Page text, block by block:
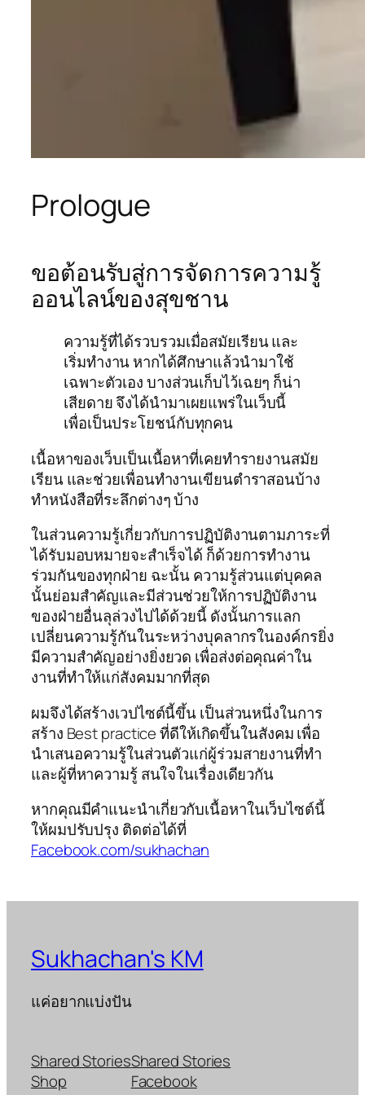
Prologue
ขอต้อนรับสู่การจัดการความรู้
ออนไลน์ของสุขชาน
ความรู้ที่ได้รวบรวมเมื่อสมัยเรียน และ
เริ่มทำงาน หากได้ศึกษาแล้วนำมาใช้
เฉพาะตัวเอง บางส่วนเก็บไว้เฉยๆ ก็น่า
เสียดาย จึงได้นำมาเผยแพร่ในเว็บนี้
เพื่อเป็นประโยชน์กับทุกคน
เนื้อหาของเว็บเป็นเนื้อหาที่เคยทำรายงานสมัย
เรียน และช่วยเพื่อนทำงานเขียนตำราสอนบ้าง
ทำหนังสือที่ระลึกต่างๆ บ้าง
ในส่วนความรู้เกี่ยวกับการปฏิบัติงานตามภาระที่
ได้รับมอบหมายจะสำเร็จได้ ก็ด้วยการทำงาน
ร่วมกันของทุกฝ่าย ฉะนั้น ความรู้ส่วนแต่บุคคล
นั้นย่อมสำคัญและมีส่วนช่วยให้การปฏิบัติงาน
ของฝ่ายอื่นลุล่วงไปได้ด้วยนี้ ดังนั้นการแลก
เปลี่ยนความรู้กันในระหว่างบุคลากรในองค์กรยิ่ง
มีความสำคัญอย่างยิ่งยวด เพื่อส่งต่อคุณค่าใน
งานที่ทำให้แก่สังคมมากที่สุด
ผมจึงได้สร้างเวปไซต์นี้ขึ้น เป็นส่วนหนึ่งในการ
สร้าง Best practice ที่ดีให้เกิดขึ้นในสังคม เพื่อ
นำเสนอความรู้ในส่วนตัวแก่ผู้ร่วมสายงานที่ทำ
และผู้ที่หาความรู้ สนใจในเรื่องเดียวกัน
หากคุณมีคำแนะนำเกี่ยวกับเนื้อหาในเว็บไซต์นี้
ให้ผมปรับปรุง ติดต่อได้ที่
Facebook.com/sukhachan
Sukhachan's KM
แค่อยากแบ่งปัน
Shared Stories
Shop
Shared Stories
Facebook